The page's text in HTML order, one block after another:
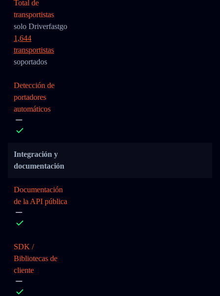
Total de
transportistas
solo Driverfastgo
1,644
transportistas
soportados
Detección de
portadores
automáticos
Integración y
documentación
Documentación
de la API pública
SDK /
Bibliotecas de
cliente